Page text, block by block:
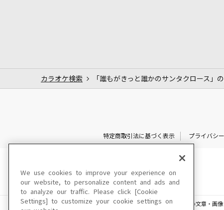
カラオケ検索 「誰もがきっと誰かのサンタクロース」
特定商取引法に基づく表示
プライバシ
このサイトに掲載されている一切の文章・画
We use cookies to improve your experience on
our website, to personalize content and ads and
to analyze our traffic. Please click [Cookie
Settings] to customize your cookie settings on